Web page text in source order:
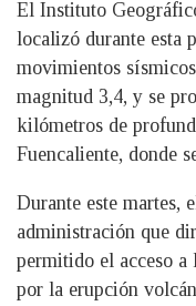
El Instituto
localizó durante esta
movimientos
magnitud 3,4, y se
kilómetros de
Fuencaliente, donde
Durante este martes,
administración que
permitido el acceso a
por la erupción